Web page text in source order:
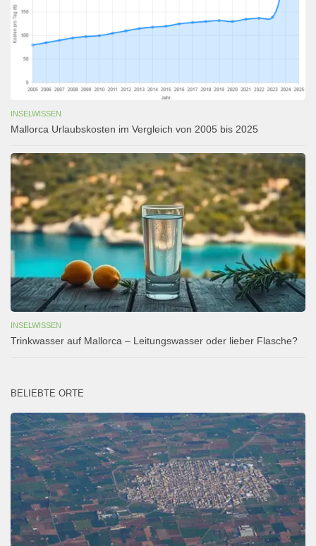
INSELWISSEN
Mallorca Urlaubskosten im Vergleich von 2005 bis 2025
INSELWISSEN
Trinkwasser auf Mallorca – Leitungswasser oder lieber Flasche?
BELIEBTE ORTE